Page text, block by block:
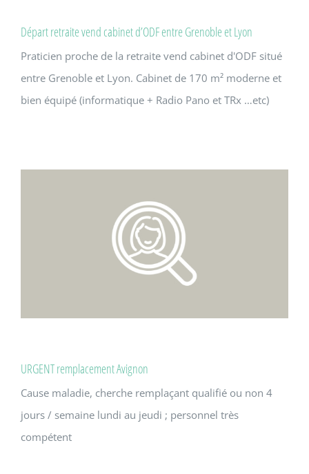
Départ retraite vend cabinet d’ODF entre Grenoble et Lyon
Praticien proche de la retraite vend cabinet d'ODF situé
entre Grenoble et Lyon. Cabinet de 170 m² moderne et
bien équipé (informatique + Radio Pano et TRx …etc)
URGENT remplacement Avignon
Cause maladie, cherche remplaçant qualifié ou non 4
jours / semaine lundi au jeudi ; personnel très
compétent